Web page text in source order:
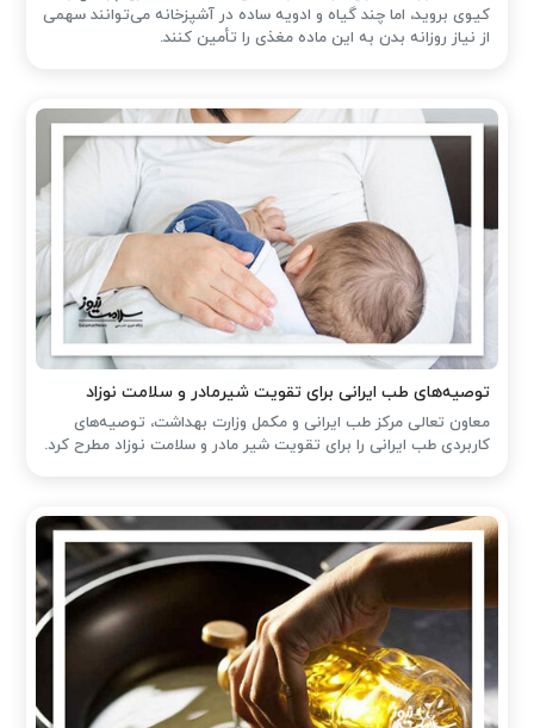
کیوی بروید، اما چند گیاه و ادویه ساده در آشپزخانه می‌توانند سهمی
از نیاز روزانه بدن به این ماده مغذی را تأمین کنند.
توصیه‌های طب ایرانی برای تقویت شیرمادر و سلامت نوزاد
معاون تعالی مرکز طب ایرانی و مکمل وزارت بهداشت، توصیه‌های
کاربردی طب ایرانی را برای تقویت شیر مادر و سلامت نوزاد مطرح کرد.